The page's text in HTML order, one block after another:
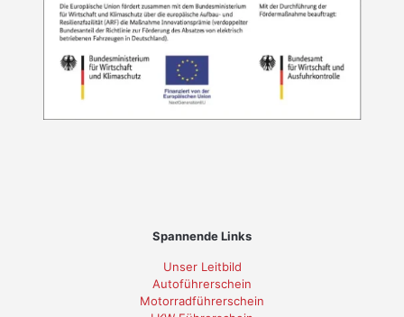
Spannende Links
Unser Leitbild
Autoführerschein
Motorradführerschein